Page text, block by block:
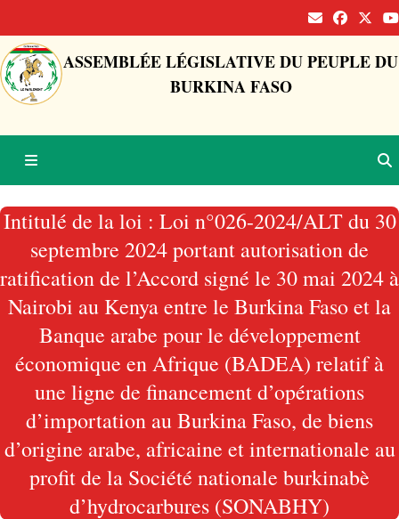
ASSEMBLÉE LÉGISLATIVE DU PEUPLE DU
BURKINA FASO
Intitulé de la loi : Loi n°026-2024/ALT du 30
septembre 2024 portant autorisation de
ratification de l’Accord signé le 30 mai 2024 à
Nairobi au Kenya entre le Burkina Faso et la
Banque arabe pour le développement
économique en Afrique (BADEA) relatif à
une ligne de financement d’opérations
d’importation au Burkina Faso, de biens
d’origine arabe, africaine et internationale au
profit de la Société nationale burkinabè
d’hydrocarbures (SONABHY)